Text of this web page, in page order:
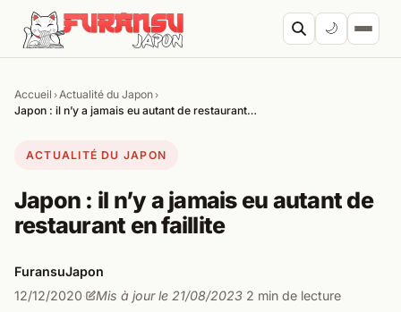
Aller au contenu
🌙
Accueil ›Actualité du Japon›
Japon : il n’y a jamais eu autant de restaurant…
ACTUALITÉ DU JAPON
Japon : il n’y a jamais eu autant de
restaurant en faillite
FuransuJapon
12/12/2020· Mis à jour le 21/08/2023· 2 min de lecture